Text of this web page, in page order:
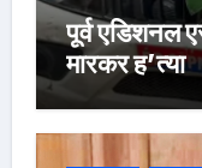
पूर्व एडिशनल
मारकर ह’त्या